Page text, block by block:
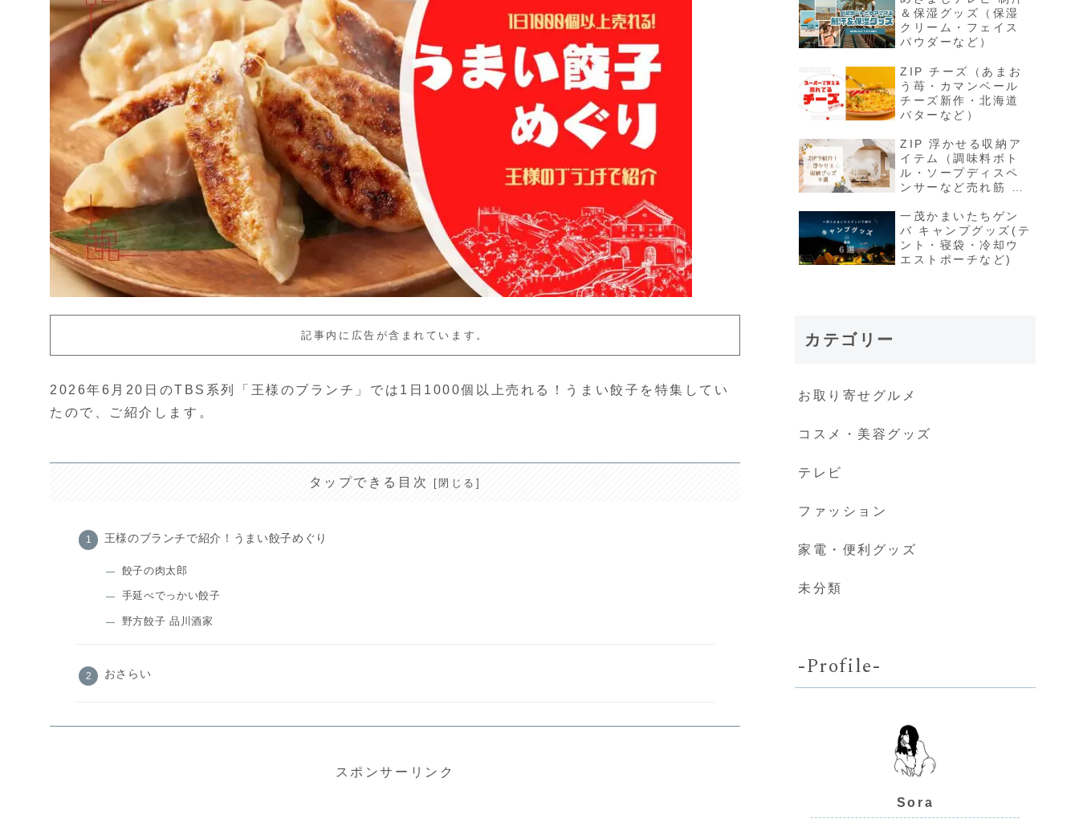
記事内に広告が含まれています。
2026年6月20日のTBS系列「王様のブランチ」では1日1000個以上売れる！うまい餃子を特集してい
たので、ご紹介します。
タップできる目次
王様のブランチで紹介！うまい餃子めぐり
餃子の肉太郎
手延べでっかい餃子
野方餃子 品川酒家
おさらい
スポンサーリンク
＆保湿グッズ（保湿
クリーム・フェイス
パウダーなど）
ZIP チーズ（あまお
う苺・カマンベール
チーズ新作・北海道
バターなど）
ZIP 浮かせる収納ア
イテム（調味料ボト
ル・ソープディスペ
ンサーなど売れ筋 収
一茂かまいたちゲン
バ キャンプグッズ(テ
ント・寝袋・冷却ウ
エストポーチなど)
カテゴリー
お取り寄せグルメ
コスメ・美容グッズ
テレビ
ファッション
家電・便利グッズ
未分類
-Profile-
Sora